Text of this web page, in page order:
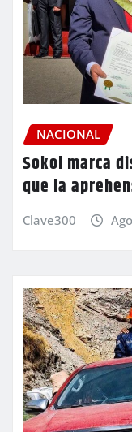
NACIONAL
Sokol marca
que la
Clave300